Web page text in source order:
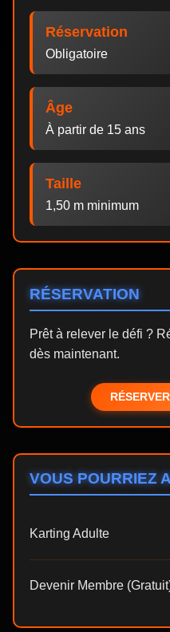
Réservation
Obligatoire
Âge
À partir de 15 ans
Taille
1,50 m minimum
RÉSERVATION
Prêt à relever le défi ?
dès maintenant.
VOUS POURRIEZ
Karting Adulte
Devenir Membre